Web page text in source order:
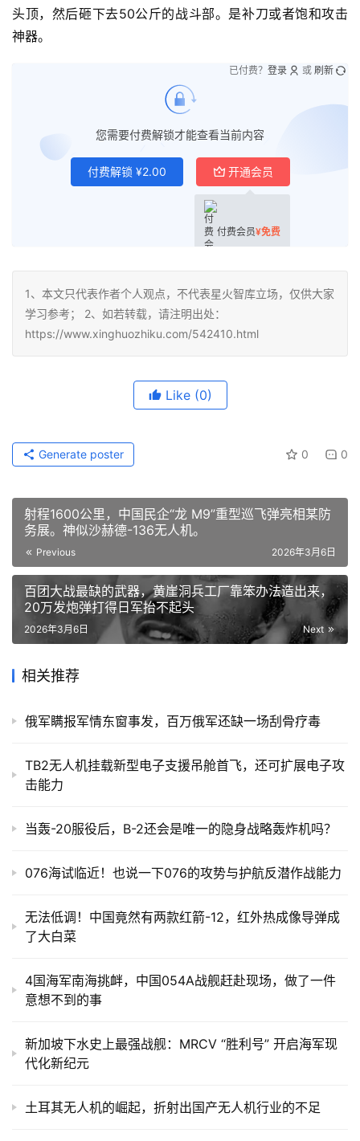
头顶，然后砸下去50公斤的战斗部。是补刀或者饱和攻击
神器。
您需要付费解锁才能查看当前内容
付费解锁 ¥2.00 开通会员
付费会员¥免费
已付费？ 登录 或 刷新
1、本文只代表作者个人观点，不代表星火智库立场，仅供大家
学习参考； 2、如若转载，请注明出处：
https://www.xinghuozhiku.com/542410.html
Like (0)
0 0
Generate poster
射程1600公里，中国民企“龙 M9”重型巡飞弹亮相某防
务展。神似沙赫德-136无人机。
Previous 2026年3月6日
百团大战最缺的武器，黄崖洞兵工厂靠笨办法造出来，
20万发炮弹打得日军抬不起头
Next
2026年3月6日
相关推荐
俄军瞒报军情东窗事发，百万俄军还缺一场刮骨疗毒
TB2无人机挂载新型电子支援吊舱首飞，还可扩展电子攻
击能力
当轰-20服役后，B-2还会是唯一的隐身战略轰炸机吗？
076海试临近！也说一下076的攻势与护航反潜作战能力
无法低调！中国竟然有两款红箭-12，红外热成像导弹成
了大白菜
4国海军南海挑衅，中国054A战舰赶赴现场，做了一件
意想不到的事
新加坡下水史上最强战舰：MRCV “胜利号” 开启海军现
代化新纪元
土耳其无人机的崛起，折射出国产无人机行业的不足